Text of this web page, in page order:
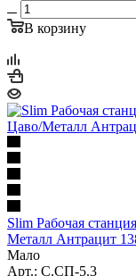
В корзину
Slim Рабочая
Металл Антрацит
Мало
Арт.: С.СП-5.3